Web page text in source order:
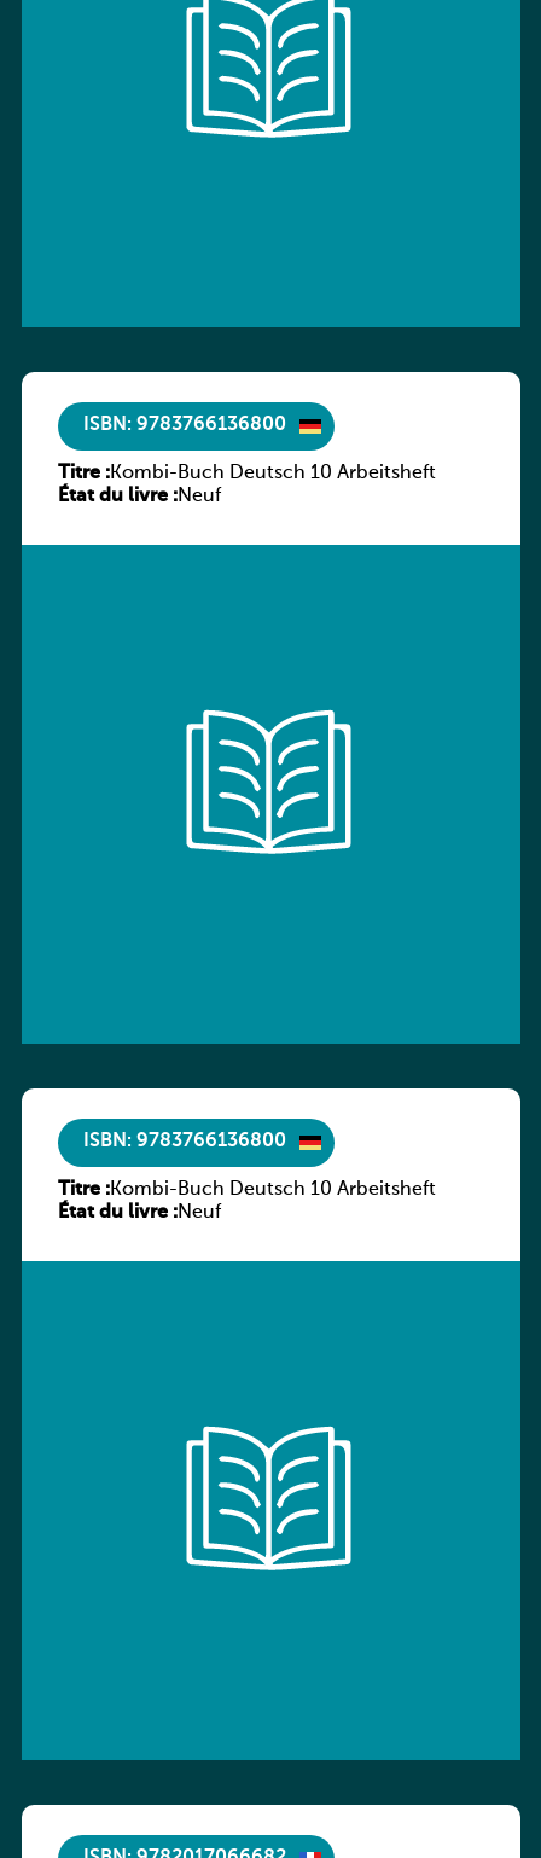
ISBN: 9783766136800
Titre :Kombi-Buch Deutsch 10 Arbeitsheft
État du livre :Neuf
ISBN: 9783766136800
Titre :Kombi-Buch Deutsch 10 Arbeitsheft
État du livre :Neuf